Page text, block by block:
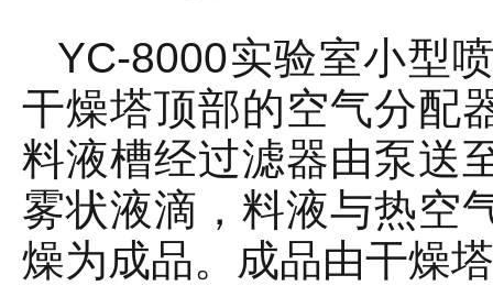
YC-8000实验室小型
干燥塔顶部的空气分配
料液槽经过滤器由泵送
雾状液滴，料液与热空
燥为成品。成品由干燥